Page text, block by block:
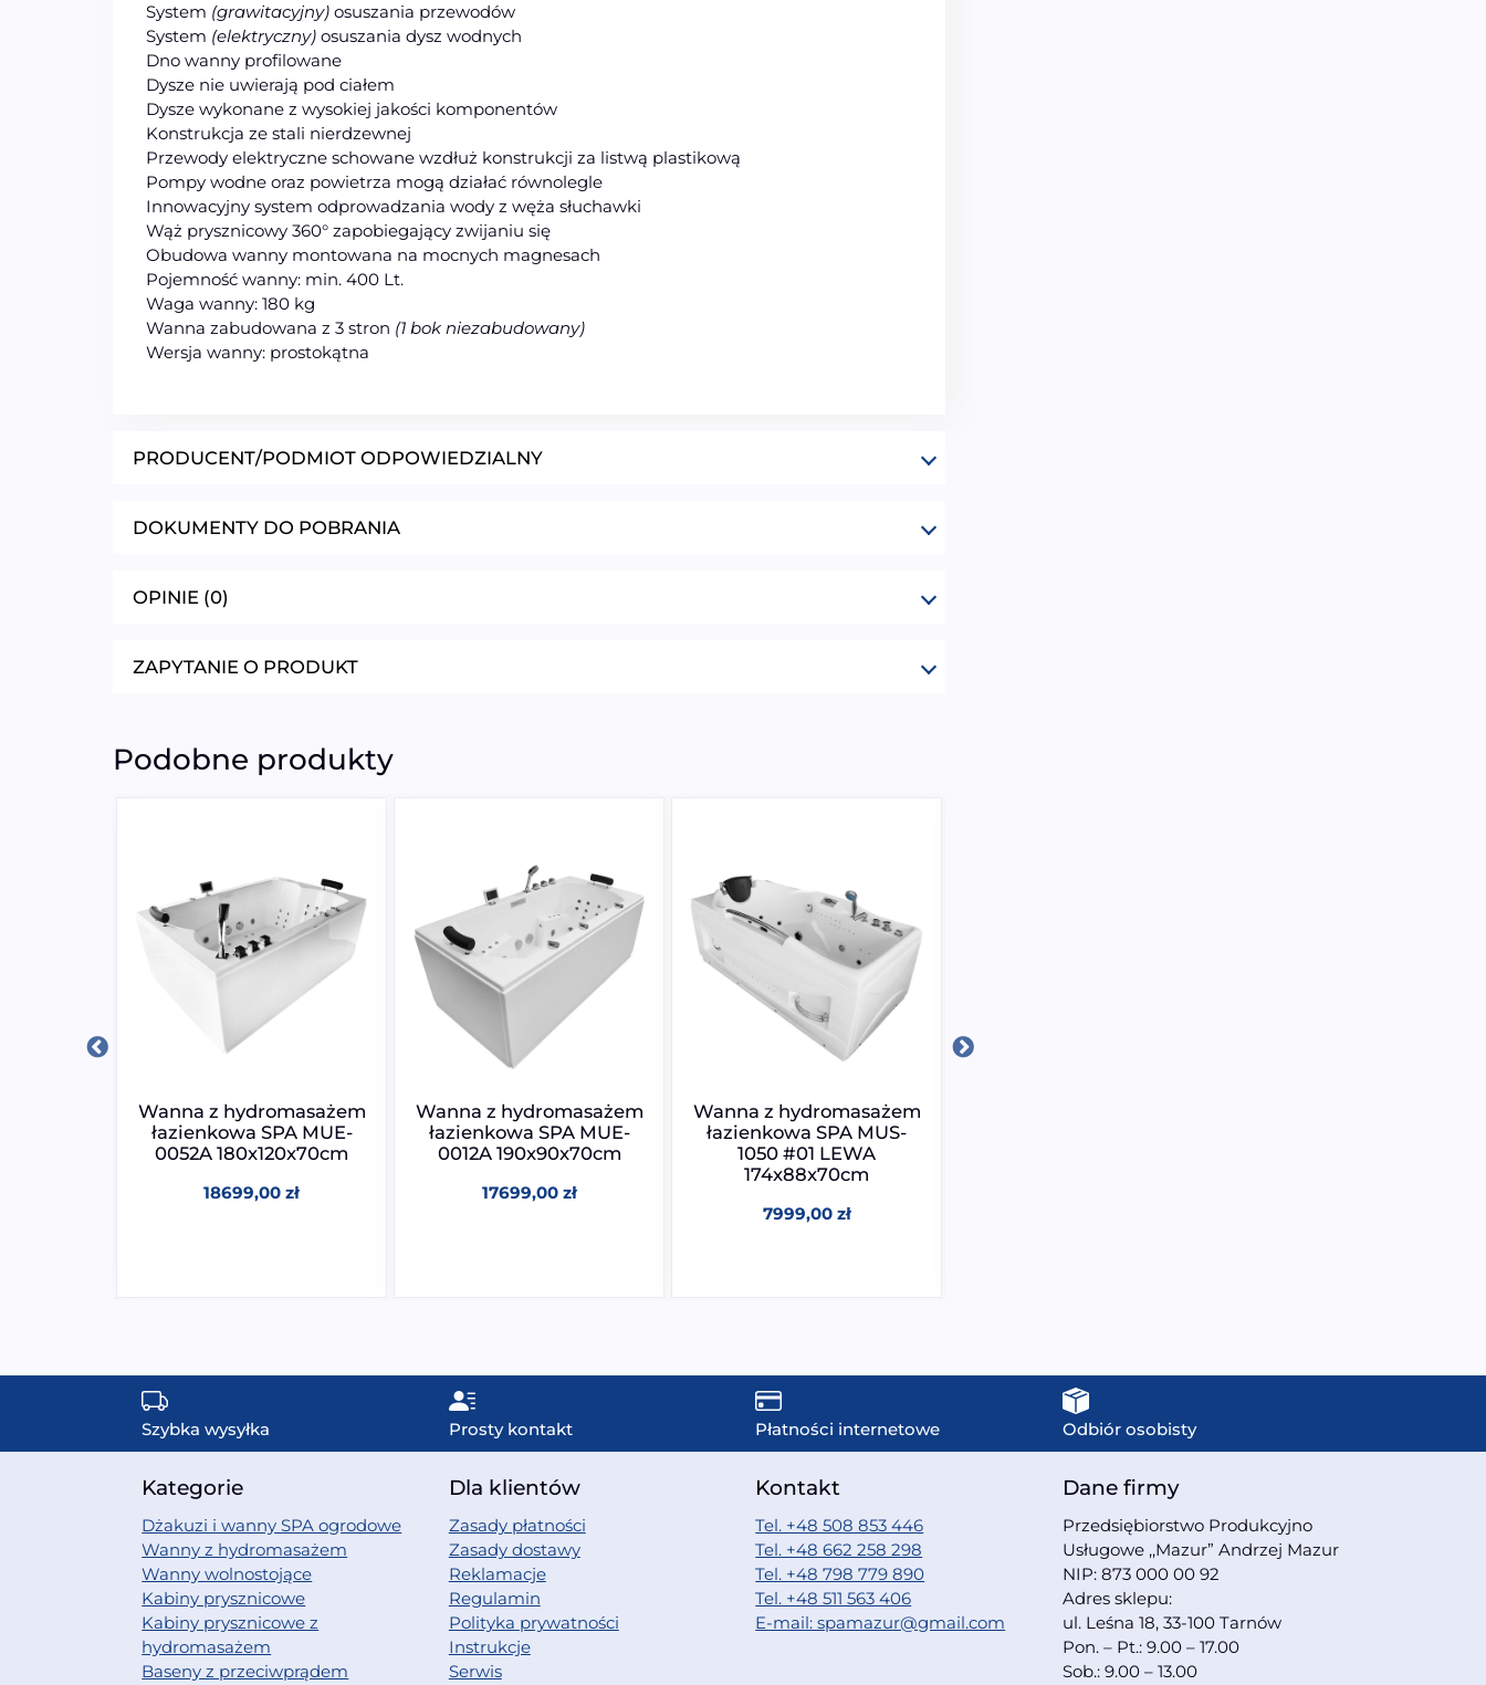
System (grawitacyjny) osuszania przewodów
System (elektryczny) osuszania dysz wodnych
Dno wanny profilowane
Dysze nie uwierają pod ciałem
Dysze wykonane z wysokiej jakości komponentów
Konstrukcja ze stali nierdzewnej
Przewody elektryczne schowane wzdłuż konstrukcji za listwą plastikową
Pompy wodne oraz powietrza mogą działać równolegle
Innowacyjny system odprowadzania wody z węża słuchawki
Wąż prysznicowy 360° zapobiegający zwijaniu się
Obudowa wanny montowana na mocnych magnesach
Pojemność wanny: min. 400 Lt.
Waga wanny: 180 kg
Wanna zabudowana z 3 stron (1 bok niezabudowany)
Wersja wanny: prostokątna
PRODUCENT/PODMIOT ODPOWIEDZIALNY
DOKUMENTY DO POBRANIA
OPINIE (0)
ZAPYTANIE O PRODUKT
Podobne produkty
Wanna z hydromasażem
łazienkowa SPA MUE-
0052A 180x120x70cm
18699,00 zł
Wanna z hydromasażem
łazienkowa SPA MUE-
0012A 190x90x70cm
17699,00 zł
Wanna z hydromasażem
łazienkowa SPA MUS-
1050 #01 LEWA
174x88x70cm
7999,00 zł
Szybka wysyłka Prosty kontakt Płatności internetowe Odbiór osobisty
Kategorie
Dżakuzi i wanny SPA ogrodowe
Wanny z hydromasażem
Wanny wolnostojące
Kabiny prysznicowe
Kabiny prysznicowe z
hydromasażem
Baseny z przeciwprądem
Dla klientów
Zasady płatności
Zasady dostawy
Reklamacje
Regulamin
Polityka prywatności
Instrukcje
Serwis
Kontakt
Tel. +48 508 853 446
Tel. +48 662 258 298
Tel. +48 798 779 890
Tel. +48 511 563 406
E-mail: spamazur@gmail.com
Dane firmy
Przedsiębiorstwo Produkcyjno
Usługowe ,,Mazur” Andrzej Mazur
NIP: 873 000 00 92
Adres sklepu:
ul. Leśna 18, 33-100 Tarnów
Pon. – Pt.: 9.00 – 17.00
Sob.: 9.00 – 13.00